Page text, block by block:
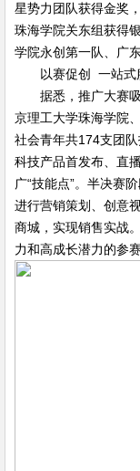
星势力团队获得金奖
珠海学院关东组获得
学院永创第一队、广
以赛促创 一站式
据悉，推广大赛
京理工大学珠海学院
社会青年共174支团
科技产品首发布、直
广“技能点”。半决赛
进行营销策划、创意
商城，实现销售实战
力和高成长潜力的参